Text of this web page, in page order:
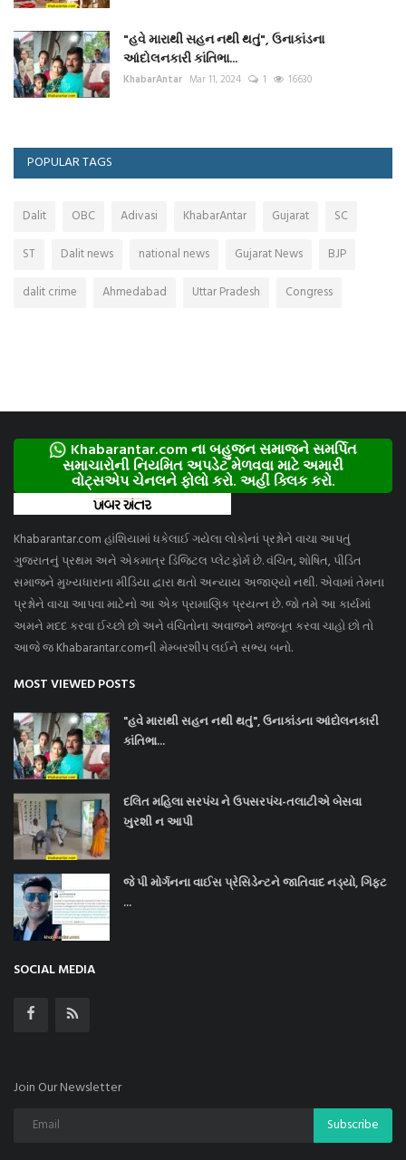
"હવે મારાથી સહન નથી થતું", ઉનાકાંડના
આંદોલનકારી કાંતિભા...
KhabarAntar Mar 11, 2024 1 16630
POPULAR TAGS
Dalit OBC Adivasi KhabarAntar Gujarat
SC
ST
Dalit news national news Gujarat News
BJP
dalit crime
Ahmedabad Uttar Pradesh Congress
Khabarantar.com ના બહુજન સમાજને સમર્પિત
સમાચારોની નિયમિત અપડેટ મેળવવા માટે અમારી
વોટ્સએપ ચેનલને ફોલો કરો. અહીં ક્લિક કરો.
Khabarantar.com હાંશિયામાં ધકેલાઈ ગયેલા લોકોનાં પ્રશ્નોને વાચા આપતું
ગુજરાતનું પ્રથમ અને એકમાત્ર ડિજિટલ પ્લેટફોર્મ છે. વંચિત, શોષિત, પીડિત
સમાજને મુખ્યધારાના મીડિયા દ્વારા થતો અન્યાય અજાણ્યો નથી. એવામાં તેમના
પ્રશ્નોને વાચા આપવા માટેનો આ એક પ્રામાણિક પ્રયત્ન છે. જો તમે આ કાર્યમાં
અમને મદદ કરવા ઈચ્છો છો અને વંચિતોના અવાજને મજબૂત કરવા ચાહો છો તો
આજે જ Khabarantar.comની મેમ્બરશીપ લઈને સભ્ય બનો.
MOST VIEWED POSTS
"હવે મારાથી સહન નથી થતું", ઉનાકાંડના આંદોલનકારી
કાંતિભા...
દલિત મહિલા સરપંચ ને ઉપસરપંચ-તલાટીએ બેસવા
ખુરશી ન આપી
જે પી મોર્ગનના વાઈસ પ્રેસિડેન્ટને જાતિવાદ નડ્યો, ગિફ્ટ
...
SOCIAL MEDIA
Join Our Newsletter
Subscribe